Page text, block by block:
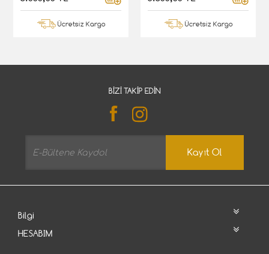
Ücretsiz Kargo Ücretsiz Kargo
BIZI TAKIP EDIN
Kayıt Ol
Bilgi
HESABIM